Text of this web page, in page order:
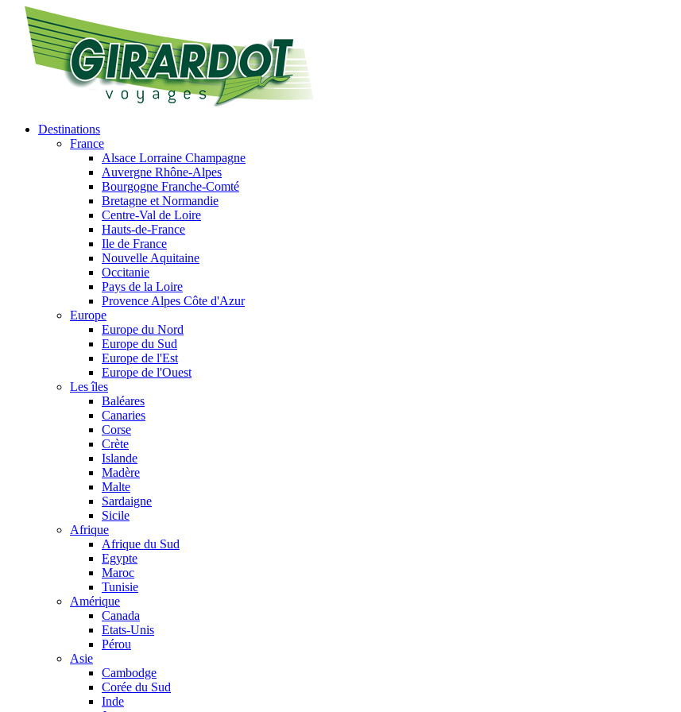
Destinations
France
Alsace Lorraine Champagne
Auvergne Rhône-Alpes
Bourgogne Franche-Comté
Bretagne et Normandie
Centre-Val de Loire
Hauts-de-France
Ile de France
Nouvelle Aquitaine
Occitanie
Pays de la Loire
Provence Alpes Côte d'Azur
Europe
Europe du Nord
Europe du Sud
Europe de l'Est
Europe de l'Ouest
Les îles
Baléares
Canaries
Corse
Crète
Islande
Madère
Malte
Sardaigne
Sicile
Afrique
Afrique du Sud
Egypte
Maroc
Tunisie
Amérique
Canada
Etats-Unis
Pérou
Asie
Cambodge
Corée du Sud
Inde